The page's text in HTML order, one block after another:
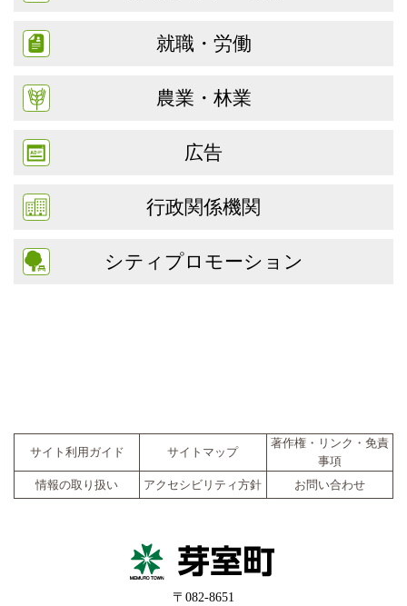
就職・労働
農業・林業
広告
行政関係機関
シティプロモーション
サイト利用ガイド サイトマップ
著作権・リンク・免責
事項
情報の取り扱い
アクセシビリティ方針 お問い合わせ
〒082-8651